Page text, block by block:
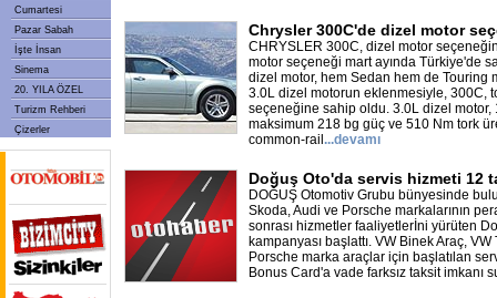
Cumartesi
Pazar Sabah
İşte İnsan
Sinema
20. YILA ÖZEL
Turizm Rehberi
Çizerler
Chrysler 300C'de dizel motor
CHRYSLER 300C, dizel motor
motor seçeneği mart ayında Türkiye'de
dizel motor, hem Sedan hem de Touring
3.0L dizel motorun eklenmesiyle, 300C,
seçeneğine sahip oldu. 3.0L dizel motor,
maksimum 218 bg güç ve 510 Nm tork
common-rail ...devamı
Doğuş Oto'da servis hizmeti 12
DOĞUŞ Otomotiv Grubu bünyesinde
Skoda, Audi ve Porsche markalarının
sonrası hizmetler faaliyetlerİni yürüten
kampanyası başlattı. VW Binek Araç,
Porsche marka araçlar için başlatılan
Bonus Card'a vade farksız taksit imkanı